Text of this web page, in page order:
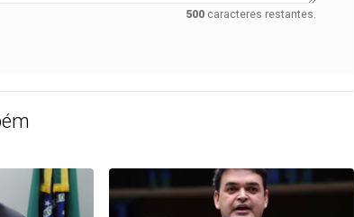
500caracteres restantes.